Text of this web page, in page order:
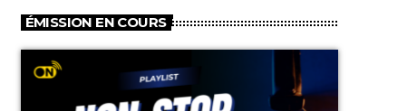
ÉMISSION EN COURS